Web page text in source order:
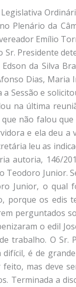
valores pequenos e por mais que se peçam exames, a grande maioria tem um preço barato, o pedido é para saber quantos exames são feitos no laboratório e os valores cobrados para ver se está de acordo com a tabela do SUS. Terminada a discussão, o Sr. Presidente colocou em votação o requerimento de nº 046/2013, tendo sido aprovado por todos os edis, em seguida, deixou a palavra livre para os edis. O edil Kélib disse que se a resposta do requerimento atrasar, estará dentro da normalidade, porque os outros requerimentos também são respondidos depois do prazo, e este que trata de saúde deve ser bem estudado, em seguida, perguntou se será realizada outra reunião itinerante nesse ano. O Sr. Presidente disse que fica a critério dos edis para decidir o local. O edil Kélib disse que viu uma ambulância parada em uma casa na Vila Nova e o motorista estava participando de um jantar, ele soube que essa ambulância foi designada para acompanhar os motoqueiros até Aparecida, mas não era o local correto para a ambulância estar, o responsável pela frota deve chamar atenção desse motorista, continuando, disse que tem um cara da polícia que namora uma menina que mora perto da Escola da Vila Nova e já viu várias vezes o carro da polícia parado em frente a casa dessa menina, a